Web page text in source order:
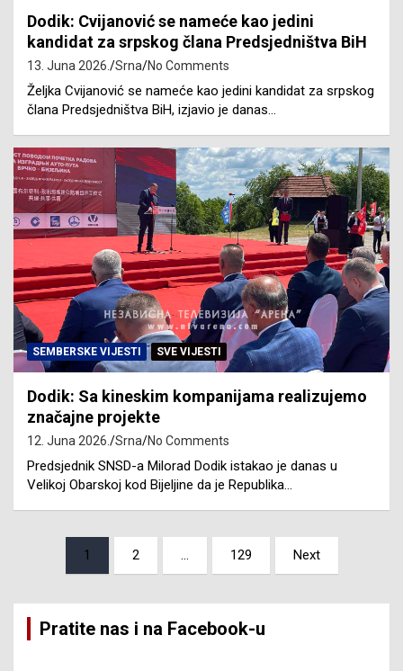
Dodik: Cvijanović se nameće kao jedini
kandidat za srpskog člana Predsjedništva BiH
13. Juna 2026. Srna No Comments
Željka Cvijanović se nameće kao jedini kandidat za srpskog
člana Predsjedništva BiH, izjavio je danas…
SEMBERSKE VIJESTI SVE VIJESTI
Dodik: Sa kineskim kompanijama realizujemo
značajne projekte
12. Juna 2026. Srna No Comments
Predsjednik SNSD-a Milorad Dodik istakao je danas u
Velikoj Obarskoj kod Bijeljine da je Republika…
pagination
1 2 … 129 Next
Pratite nas i na Facebook-u